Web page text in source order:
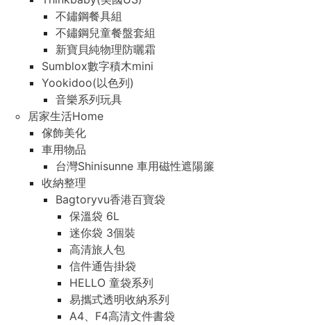
不鏽鋼餐具組
不鏽鋼兒童餐盤套組
新寶貝純物理防曬霜
Sumblox數字積木mini
Yookidoo(以色列)
音樂系列玩具
居家生活Home
傢飾美化
車用物品
台灣Shinisunne 車用磁性遮陽簾
收納整理
Bagtoryvu香港百寶袋
保溫袋 6L
迷你袋 3個裝
高清旅人包
信件通告掛袋
HELLO 童袋系列
易攜式透明收納系列
A4、F4高清文件書袋